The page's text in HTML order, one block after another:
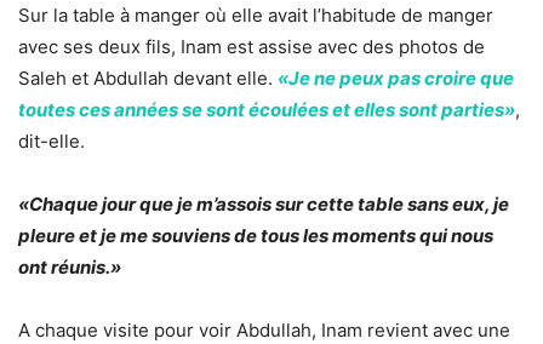
Sur la table à manger où elle avait l’habitude de manger
avec ses deux fils, Inam est assise avec des photos de
Saleh et Abdullah devant elle. «Je ne peux pas croire que
toutes ces années se sont écoulées et elles sont parties»,
dit-elle.
«Chaque jour que je m’assois sur cette table sans eux, je
pleure et je me souviens de tous les moments qui nous
ont réunis.»
A chaque visite pour voir Abdullah, Inam revient avec une